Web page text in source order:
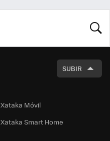
SUBIR
Xataka Móvil
Xataka Smart Home